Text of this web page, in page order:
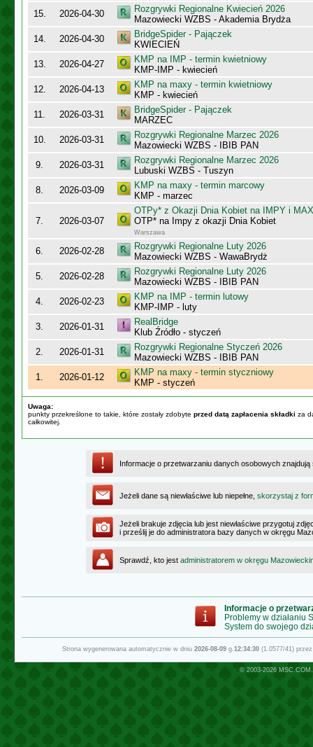
15.
2026-04-30
Rozgrywki Regionalne Kwiecień 2026
Mazowiecki WZBS - Akademia Brydża
14.
2026-04-30
BridgeSpider - Pajączek
KWIECIEŃ
13.
2026-04-27
KMP na IMP - termin kwietniowy
KMP-IMP - kwiecień
12.
2026-04-13
KMP na maxy - termin kwietniowy
KMP - kwiecień
11.
2026-03-31
BridgeSpider - Pajączek
MARZEC
10.
2026-03-31
Rozgrywki Regionalne Marzec 2026
Mazowiecki WZBS - IBIB PAN
9.
2026-03-31
Rozgrywki Regionalne Marzec 2026
Lubuski WZBS - Tuszyn
8.
2026-03-09
KMP na maxy - termin marcowy
KMP - marzec
7. 2026-03-07
OTPy* z Okazji Dnia Kobiet na IMPY i
OTP* na Impy z okazji Dnia Kobiet
Warszawa
6. 2026-02-28
Rozgrywki Regionalne Luty 2026
Mazowiecki WZBS - WawaBrydż
5.
2026-02-28
Rozgrywki Regionalne Luty 2026
Mazowiecki WZBS - IBIB PAN
4.
2026-02-23
KMP na IMP - termin lutowy
KMP-IMP - luty
3.
2026-01-31
RealBridge
Klub Źródło - styczeń
2.
2026-01-31
Rozgrywki Regionalne Styczeń 2026
Mazowiecki WZBS - IBIB PAN
1.
2026-01-12
KMP na maxy - termin styczniowy
KMP - styczeń
Uwaga:
punkty przekreślone to takie, które zostały zdobyte przed datą zapłacenia składki za
całkowitej.
Informacje o przetwarzaniu danych osobowych
Jeżeli dane są niewłaściwe lub niepełne, skorzystaj z
Jeżeli brakuje zdjęcia lub jest niewłaściwe przygotuj
i prześlij je do administratora bazy danych w okręgu
Sprawdź, kto jest administratorem w okręgu
Informacje o
Problemy w działaniu
System do swojego
Strona wygenerowana automatycznie w dniu 2026-08-09g.12:34:30(1.0577/41)
© 2003-2026